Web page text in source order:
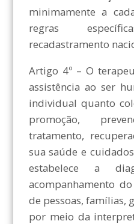
minimamente a
regras
recadastramento
Artigo 4º – O
assistência ao ser
individual quanto
promoção,
tratamento,
sua saúde e
estabelece a
acompanhamento
de pessoas, famílias,
por meio da